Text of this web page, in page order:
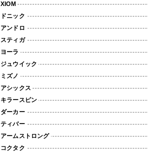
XIOM
ドニック
アンドロ
スティガ
ヨーラ
ジュウイック
ミズノ
アシックス
キラースピン
ダーカー
ティバー
アームストロング
コクタク